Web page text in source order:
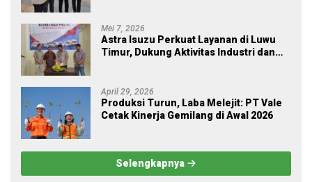
Mei 7, 2026
Astra Isuzu Perkuat Layanan di Luwu
Timur, Dukung Aktivitas Industri dan
April 29, 2026
Produksi Turun, Laba Melejit: PT Vale
Cetak Kinerja Gemilang di Awal 2026
Selengkapnya